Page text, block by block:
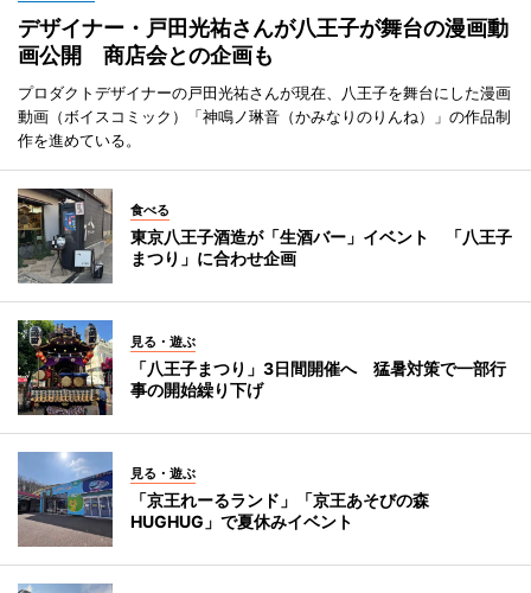
デザイナー・戸田光祐さんが八王子が舞台の漫画動
画公開 商店会との企画も
プロダクトデザイナーの戸田光祐さんが現在、八王子を舞台にした漫画
動画（ボイスコミック）「神鳴ノ琳音（かみなりのりんね）」の作品制
作を進めている。
食べる
東京八王子酒造が「生酒バー」イベント 「八王子
まつり」に合わせ企画
見る・遊ぶ
「八王子まつり」3日間開催へ 猛暑対策で一部行
事の開始繰り下げ
見る・遊ぶ
「京王れーるランド」「京王あそびの森
HUGHUG」で夏休みイベント